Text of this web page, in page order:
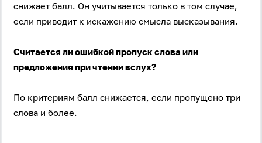
Логин
Пароль
снижает балл. Он учитывается только в том случае,
если приводит к искажению смысла высказывания.
Считается ли ошибкой пропуск слова или
предложения при чтении вслух?
По критериям балл снижается, если пропущено три
слова и более.